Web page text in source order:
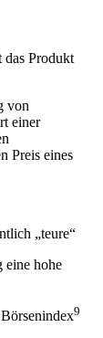
das Produkt
von
einer
Preis eines
„teure“
eine hohe
9